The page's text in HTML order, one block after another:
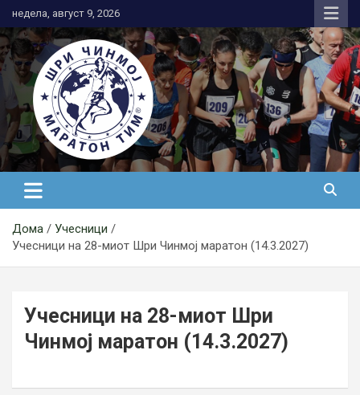
to
content
недела, август 9, 2026
АК Шри Чинмој – Шри Чинмој
Маратон Тим®
Дома
Учесници
Учесници на 28-миот Шри Чинмој маратон (14.3.2027)
Учесници на 28-миот Шри
Чинмој маратон (14.3.2027)